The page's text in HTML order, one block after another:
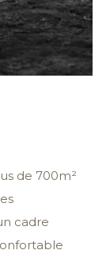
de 700m²
cadre